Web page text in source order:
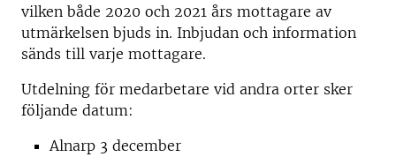
vilken både 2020 och 2021 års mottagare av
utmärkelsen bjuds in. Inbjudan och information
sänds till varje mottagare.
Utdelning för medarbetare vid andra orter sker
följande datum:
Alnarp 3 december